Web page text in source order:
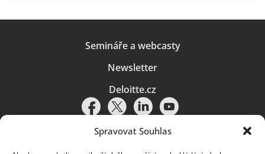
Spravovat Souhlas
Semináře a webcasty
Newsletter
Deloitte.cz